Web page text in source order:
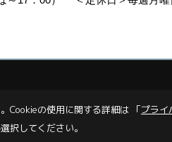
Reserved.
Cookieの使用に関する詳細は 「プライ
択してください。